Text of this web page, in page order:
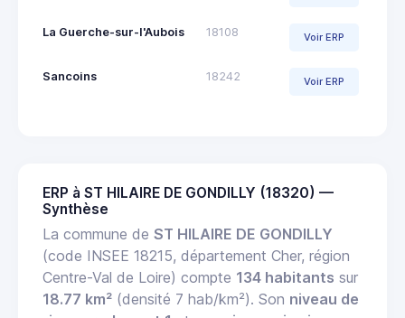
La Guerche-sur-l'Aubois 18108 Voir ERP
Sancoins 18242 Voir ERP
ERP à ST HILAIRE DE GONDILLY (18320) —
Synthèse
La commune de ST HILAIRE DE GONDILLY
(code INSEE 18215, département Cher, région
Centre-Val de Loire) compte 134 habitants sur
18.77 km² (densité 7 hab/km²). Son niveau de